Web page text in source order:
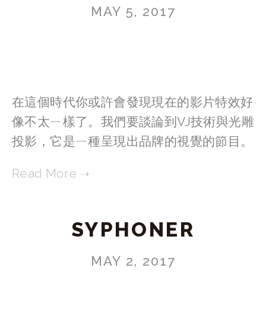
MAY 5, 2017
在這個時代你或許會發現現在的影片特效好
像不太ㄧ樣了。我們要談論到VJ技術與光雕
投影，它是ㄧ種呈現出品牌的視覺的節目。
SYPHONER
MAY 2, 2017